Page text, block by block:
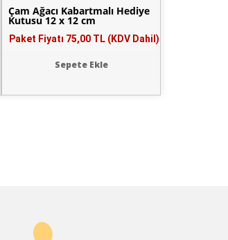
Çam Ağacı Kabartmalı Hediye
Kutusu 12 x 12 cm
Paket Fiyatı 75,00 TL (KDV Dahil)
Sepete Ekle